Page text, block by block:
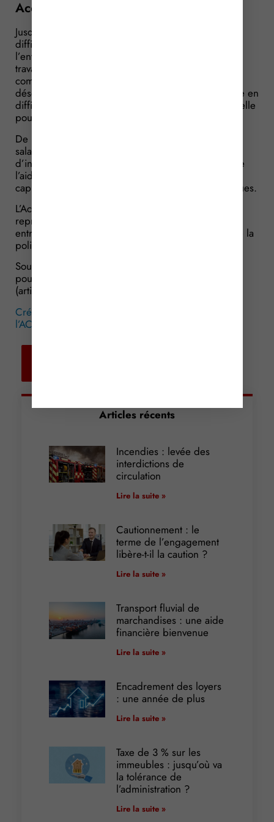
Accre : de nouveaux cas d’attribution !
Jusqu’à présent, les repreneurs d’une entreprise en
difficulté ne pouvaient bénéficier de l’Accre que si
l’entreprise en question était celle pour laquelle ils
travaillaient. Mais cette condition n’a plus cours à
compter du 1er janvier 2017 : l’Accre peut donc
désormais être accordée au salarié d’une entreprise en
difficulté même lorsque cette entreprise n’est pas celle
pour laquelle il travaille.
De plus, toujours à compter du 1er janvier 2017, le
salarié repreneur d’une entreprise n’est plus tenu
d’investir dans le capital de l’entreprise la totalité de
l’aide perçue, ni même de réunir des apports en
capitaux au moins égaux à la moitié des aides perçues.
L’Accre est également accordée aux personnes qui
reprennent (et non plus seulement qui créent) une
entreprise située au sein d’un quartier prioritaire de la
politique de la ville (QPPV).
Source : Loi de Financement de la Sécurité Sociale
pour 2017 n° 2016-1827 du 23 décembre 2016
(article 6)
Créateur ou repreneur d’entreprise : pensez à
l’ACCRE !
Articles récents
Incendies : levée des
interdictions de
circulation
Lire la suite »
Cautionnement : le
terme de l’engagement
libère-t-il la caution ?
Lire la suite »
Transport fluvial de
marchandises : une aide
financière bienvenue
Lire la suite »
Encadrement des loyers
: une année de plus
Lire la suite »
Taxe de 3 % sur les
immeubles : jusqu’où va
la tolérance de
l’administration ?
Lire la suite »